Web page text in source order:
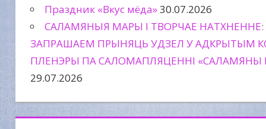
Праздник «Вкус мёда»30.07.2026
САЛАМЯНЫЯ МАРЫ І ТВОРЧАЕ НАТХНЕННЕ:
ЗАПРАШАЕМ ПРЫНЯЦЬ УДЗЕЛ У АДКРЫТЫМ
ПЛЕНЭРЫ ПА САЛОМАПЛЯЦЕННІ «САЛАМЯНЫ
29.07.2026